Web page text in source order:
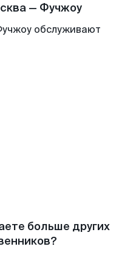
— Фучжоу
обслуживают
больше других